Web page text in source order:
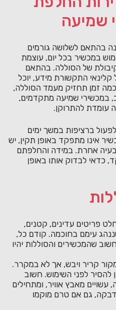
שמיעה
בהתאם לשלושה גורמים
במכשיר בכל יום, עוצמת
של הסוללה. בהתאם
קלינאי התקשורת מידע, יוכל
זמן תחזיק מעמד הסוללה,
במכשירי שמיעה מתקדמים,
להתרוקן.
ברציפות במשך ימים
אינו מתפקד באופן תקין, יש
אחרת. במידה והחלפתם
כדאי לבדוק אותו באופן
פריטים עדינים, קטנים,
עימם בחוכמה. קודם כל,
שהמכשירים והסוללות יהיו
קריר ויבש, אך לא במקרר.
להסיר לפני השימוש. חשוב
עשויים מאבץ אוויר, ומתחילים
גם אם טרם מוקמו